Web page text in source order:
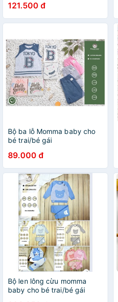
121.500 đ
Bộ ba lỗ Momma baby cho
bé trai/bé gái
89.000 đ
Bộ len lông cừu momma
baby cho bé trai/bé gái